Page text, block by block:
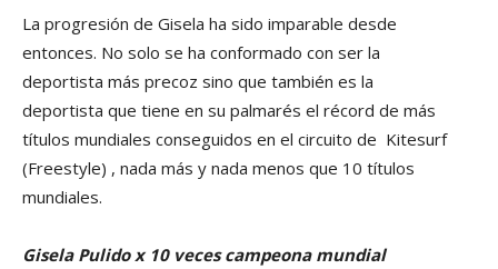
La progresión de Gisela ha sido imparable desde
entonces. No solo se ha conformado con ser la
deportista más precoz sino que también es la
deportista que tiene en su palmarés el récord de más
títulos mundiales conseguidos en el circuito de Kitesurf
(Freestyle) , nada más y nada menos que 10 títulos
mundiales.
Gisela Pulido x 10 veces campeona mundial